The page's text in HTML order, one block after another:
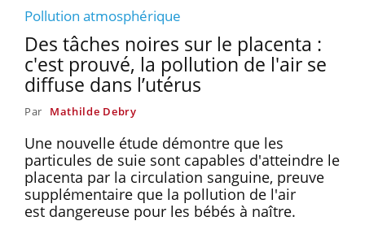
Pollution atmosphérique
Des tâches noires sur le placenta :
c'est prouvé, la pollution de l'air se
diffuse dans l’utérus
Par Mathilde Debry
Une nouvelle étude démontre que les
particules de suie sont capables d'atteindre le
placenta par la circulation sanguine, preuve
supplémentaire que la pollution de l'air
est dangereuse pour les bébés à naître.